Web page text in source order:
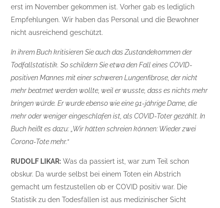
erst im November gekommen ist. Vorher gab es lediglich
Empfehlungen. Wir haben das Personal und die Bewohner
nicht ausreichend geschützt.
In ihrem Buch kritisieren Sie auch das Zustandekommen der
Todfallstatistik. So schildern Sie etwa den Fall eines COVID-
positiven Mannes mit einer schweren Lungenfibrose, der nicht
mehr beatmet werden wollte, weil er wusste, dass es nichts mehr
bringen würde. Er wurde ebenso wie eine 91-jährige Dame, die
mehr oder weniger eingeschlafen ist, als COVID-Toter gezählt. In
Buch heißt es dazu: „Wir hätten schreien können: Wieder zwei
Corona-Tote mehr.“
RUDOLF LIKAR: Was da passiert ist, war zum Teil schon
obskur. Da wurde selbst bei einem Toten ein Abstrich
gemacht um festzustellen ob er COVID positiv war. Die
Statistik zu den Todesfällen ist aus medizinischer Sicht